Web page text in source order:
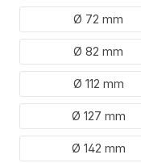
Ø 72 mm
Ø 82 mm
Ø 112 mm
Ø 127 mm
Ø 142 mm